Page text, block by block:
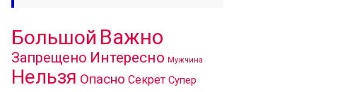
Большой Важно
Запрещено Интересно Мужчина
Нельзя Опасно Секрет Супер